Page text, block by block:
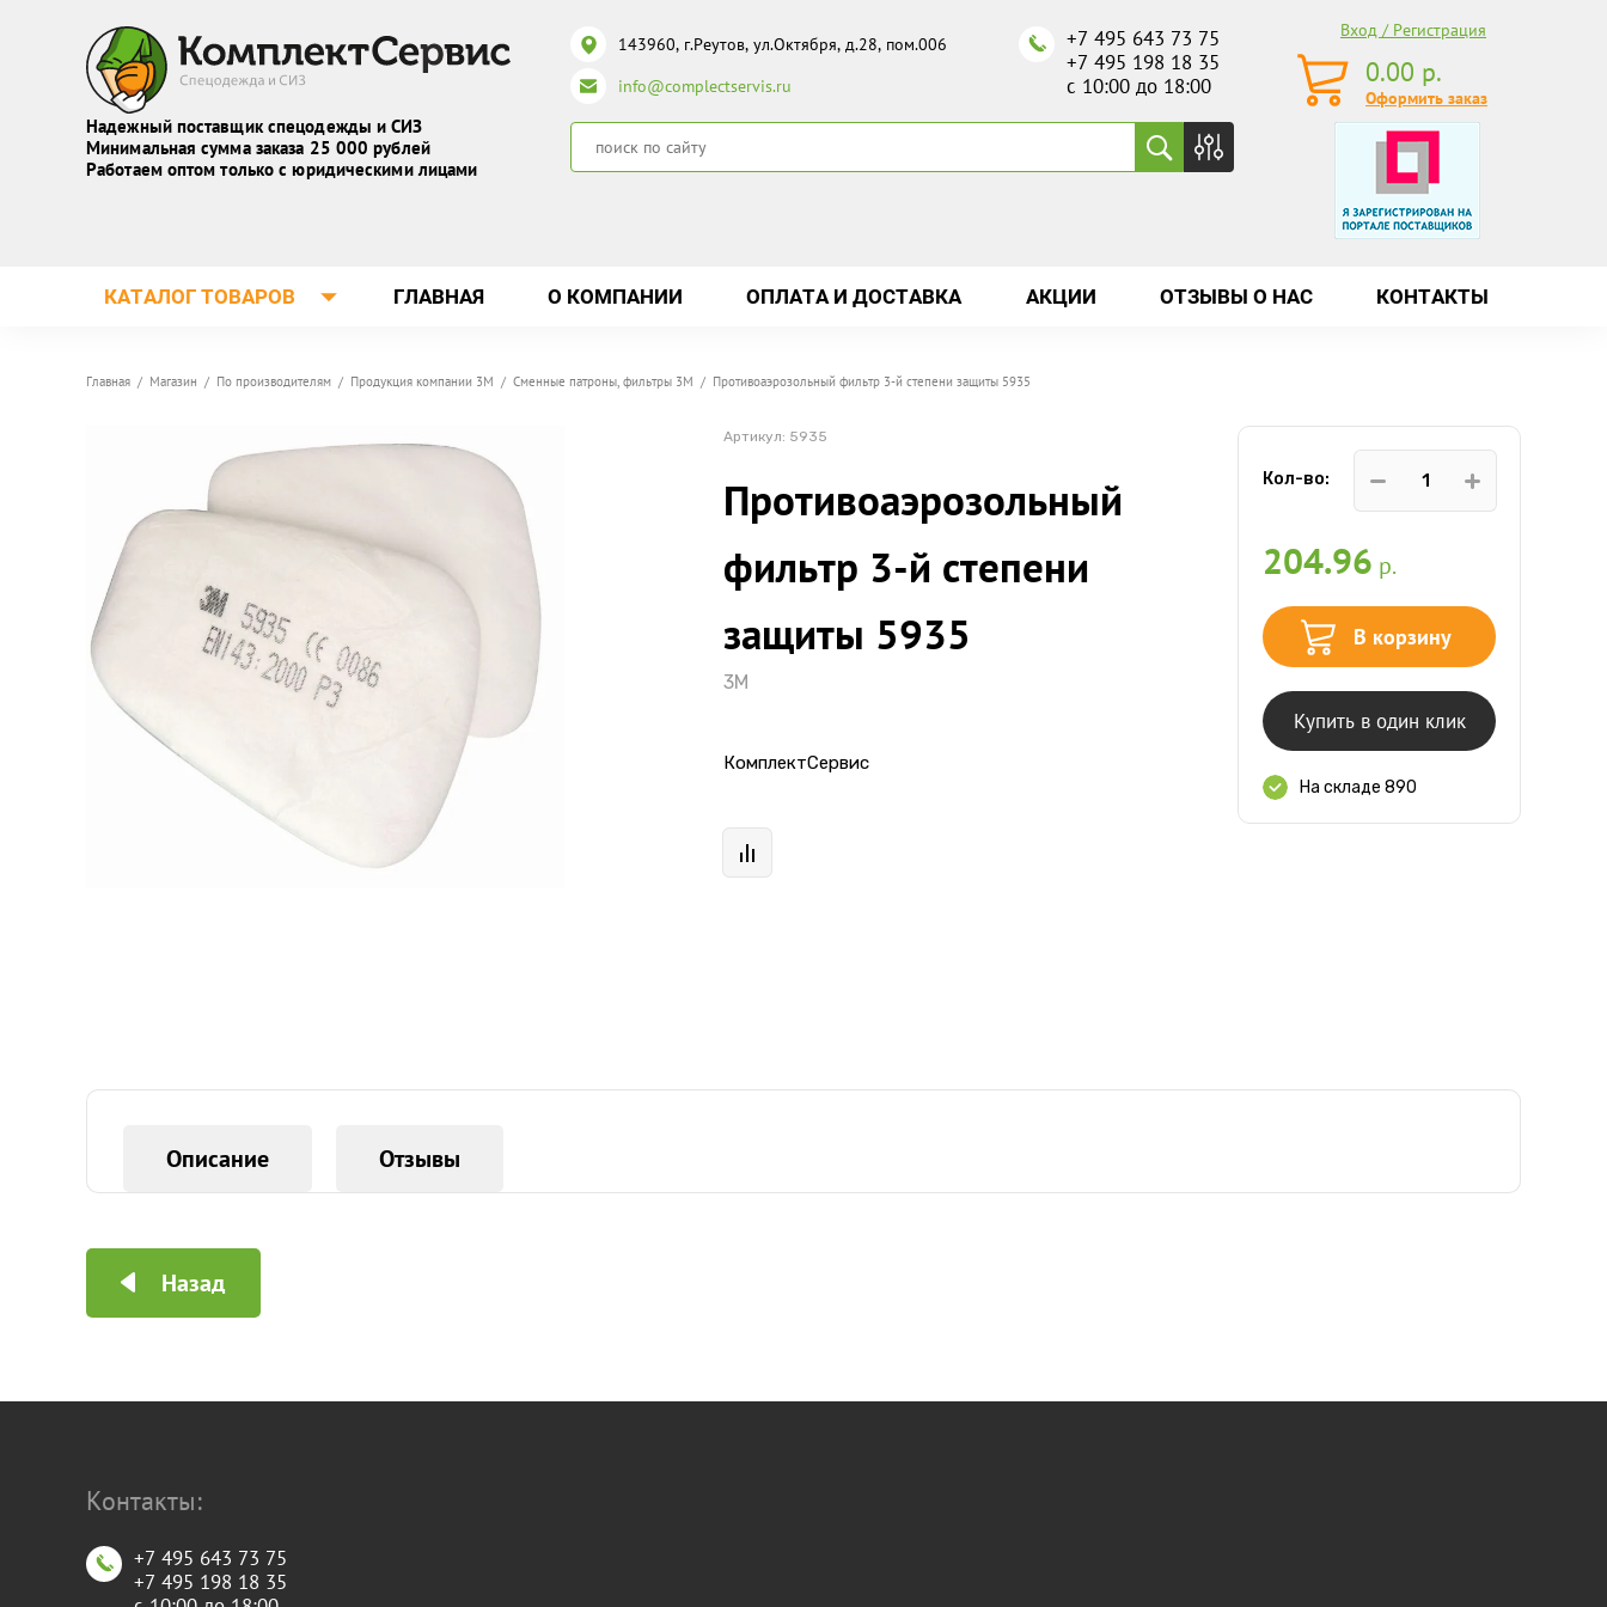
Надежный поставщик спецодежды и СИЗ
Минимальная сумма заказа 25 000 рублей
Работаем оптом только с юридическими лицами
143960, г.Реутов, ул.Октября, д.28, пом.006
info@complectservis.ru
+7 495 643 73 75
+7 495 198 18 35
с 10:00 до 18:00
Вход / Регистрация
0.00 р.
Оформить заказ
КАТАЛОГ ТОВАРОВ ГЛАВНАЯ О КОМПАНИИ ОПЛАТА И ДОСТАВКА АКЦИИ ОТЗЫВЫ О НАС КОНТАКТЫ
Главная / Магазин / По производителям / Продукция компании 3M / Сменные патроны, фильтры 3М / Противоаэрозольный фильтр 3-й степени защиты 5935
Артикул: 5935
Противоаэрозольный
фильтр 3-й степени
защиты 5935
3М
КомплектСервис
Кол-во:
204.96 р.
В корзину
Купить в один клик
На складе 890
Описание Отзывы
Назад
Контакты:
+7 495 643 73 75
+7 495 198 18 35